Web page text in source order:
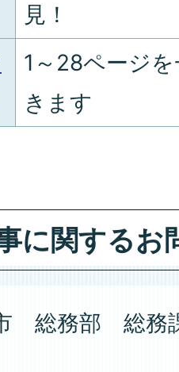
見！
1～28ページ
きます
に関するお
総務部 総務